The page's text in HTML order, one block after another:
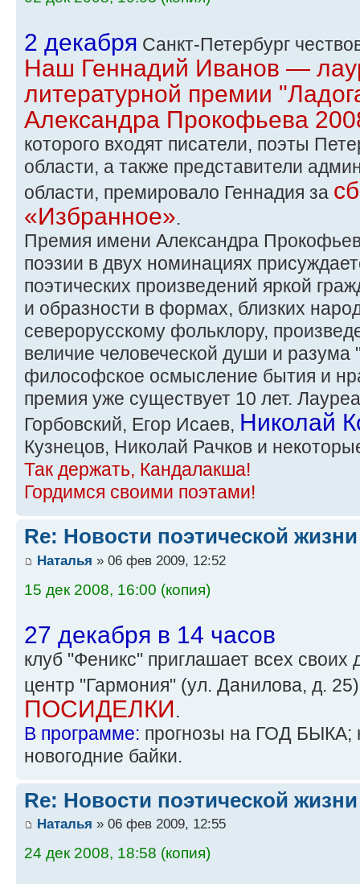
2 декабря Санкт-Петербург
Наш Геннадий Иванов —
литературной премии
Александра Прокофьева
которого входят писатели, поэты
области, а также представители
области, премировало Геннадия за
«Избранное».
Премия имени Александра
поэзии в двух номинациях
поэтических произведений яркой
и образности в формах, близких
северорусскому фольклору,
величие человеческой души и разума
философское осмысление бытия и
премия уже существует 10 лет.
Горбовский, Егор Исаев, Николай
Кузнецов, Николай Рачков и
Так держать, Кандалакша!
Гордимся своими поэтами!
Re: Новости поэтической жизни
Наталья » 06 фев 2009, 12:52
15 дек 2008, 16:00 (копия)
27 декабря в 14 часов
клуб "Феникс" приглашает всех
центр "Гармония" (ул. Данилова, д.
ПОСИДЕЛКИ.
В программе: прогнозы на ГОД БЫКА;
новогодние байки.
Re: Новости поэтической жизни
Наталья » 06 фев 2009, 12:55
24 дек 2008, 18:58 (копия)